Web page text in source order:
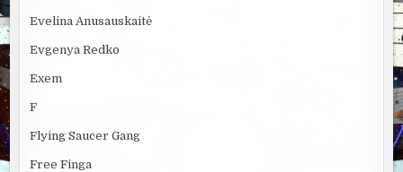
Evelina Anusauskaitė
Evgenya Redko
Exem
F
Flying Saucer Gang
Free Finga